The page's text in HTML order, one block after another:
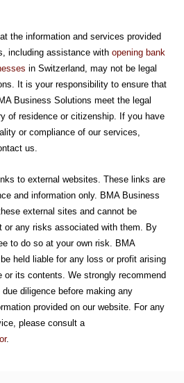
the information and services provided
including assistance with opening bank
in Switzerland, may not be legal
It is your responsibility to ensure that
Business Solutions meet the legal
of residence or citizenship. If you have
or compliance of our services,
us.
to external websites. These links are
and information only. BMA Business
external sites and cannot be
or any risks associated with them. By
to do so at your own risk. BMA
held liable for any loss or profit arising
its contents. We strongly recommend
diligence before making any
provided on our website. For any
please consult a
.